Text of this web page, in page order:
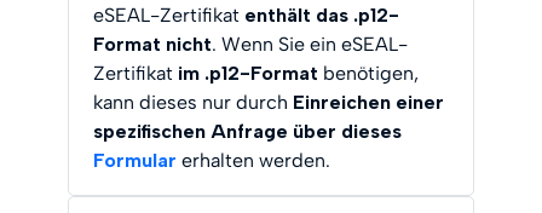
eSEAL-Zertifikat enthält das .p12-
Format nicht. Wenn Sie ein eSEAL-
Zertifikat im .p12-Format benötigen,
kann dieses nur durch Einreichen einer
spezifischen Anfrage über dieses
Formular erhalten werden.